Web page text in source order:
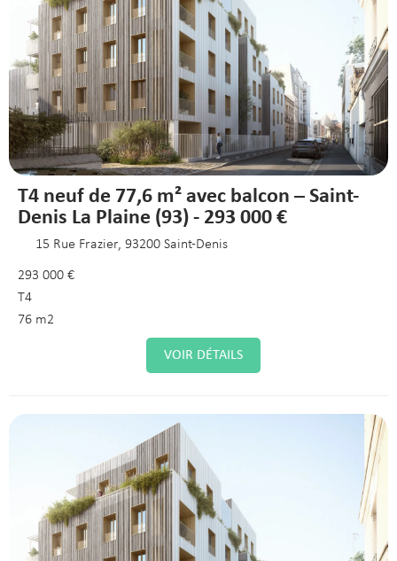
T4 neuf de 77,6 m² avec balcon – Saint-
Denis La Plaine (93) - 293 000 €
15 Rue Frazier, 93200 Saint-Denis
293 000 €
T4
76 m2
VOIR DÉTAILS